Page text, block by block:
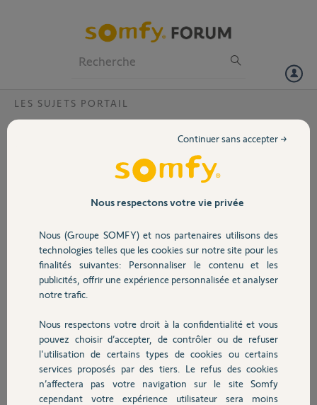
Volet
Sécurité
Domotique
Chauffage
Autres produits
LES SUJETS PORTAIL
axe portail et axe gond?
Je voudrais installer un
Evolvia 400 mais l'axe du
gond et derrière axe du
pilier .(photo).
Quel axe prendre pour
bord du pilier?
Merci
JEAN
il y a plus de 10 ans
Participer au fil de discussion
Nous respectons votre vie privée
Nous (Groupe SOMFY) et nos partenaires utilisons des
technologies telles que les cookies sur notre site pour les
finalités suivantes: Personnaliser le contenu et les
publicités, offrir une expérience personnalisée et analyser
notre trafic.
Nous respectons votre droit à la confidentialité et vous
pouvez choisir d’accepter, de contrôler ou de refuser
l'utilisation de certains types de cookies ou certains
services proposés par des tiers. Le refus des cookies
n’affectera pas votre navigation sur le site Somfy
cependant votre expérience utilisateur sera moins
Continuer sans accepter →